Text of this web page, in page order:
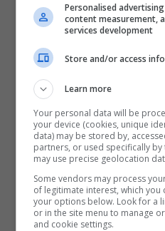
Personalised
content measurement,
services development
Store and/or access
Learn more
Your personal data will be
your device (cookies, unique
data) may be stored by,
partners, or used specifically
may use precise geolocation
Some vendors may process
of legitimate interest, which
your options below. Look for a
or in the site menu to manage
and cookie settings.